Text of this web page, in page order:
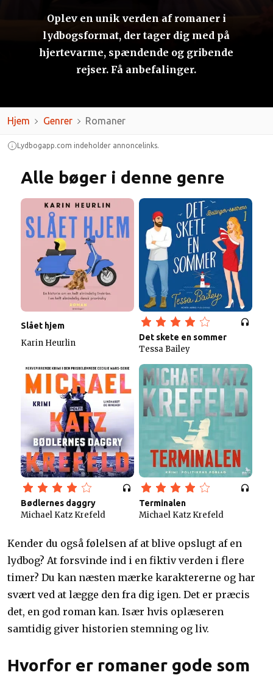
Oplev en unik verden af romaner i
lydbogsformat, der tager dig med på
hjertevarme, spændende og gribende
rejser. Få anbefalinger.
Hjem Genrer Romaner
Lydbogapp.com indeholder annoncelinks.
Alle bøger i denne genre
Slået hjem
Karin Heurlin
Det skete en sommer
Tessa Bailey
Bødlernes daggry
Michael Katz Krefeld
Terminalen
Michael Katz Krefeld
Kender du også følelsen af at blive opslugt af en
lydbog? At forsvinde ind i en fiktiv verden i flere
timer? Du kan næsten mærke karaktererne og har
svært ved at lægge den fra dig igen. Det er præcis
det, en god roman kan. Især hvis oplæseren
samtidig giver historien stemning og liv.
Hvorfor er romaner gode som